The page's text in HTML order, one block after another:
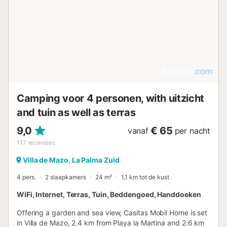
Camping voor 4 personen, with uitzicht
and tuin as well as terras
9,0
117 recensies
vanaf € 65 per nacht
Villa de Mazo, La Palma Zuid
4 pers. 2 slaapkamers 24 m² 1,1 km tot de kust
WiFi, Internet, Terras, Tuin, Beddengoed, Handdoeken
Offering a garden and sea view, Casitas Mobil Home is set
in Villa de Mazo, 2.4 km from Playa la Martina and 2.6 km